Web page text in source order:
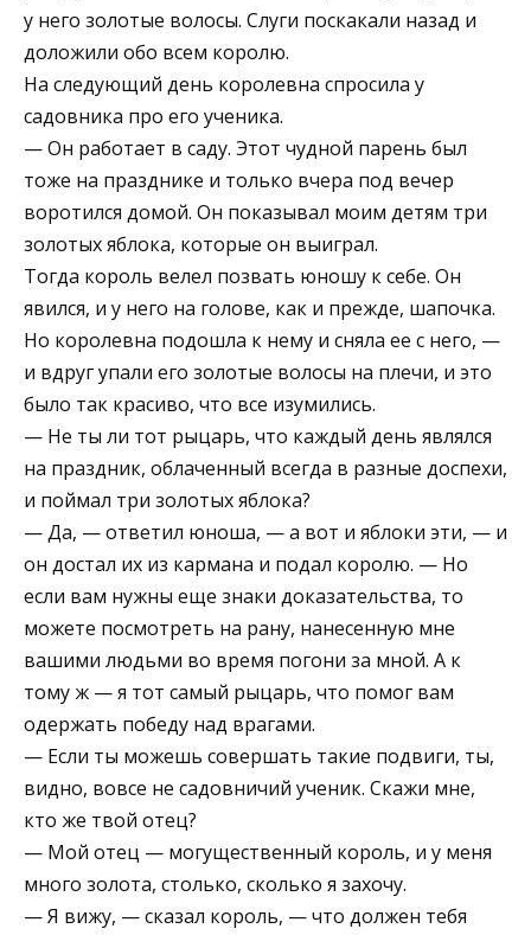
у него золотые волосы. Слуги поскакали назад и
доложили обо всем королю.
На следующий день королевна спросила у
садовника про его ученика.
— Он работает в саду. Этот чудной парень был
тоже на празднике и только вчера под вечер
воротился домой. Он показывал моим детям три
золотых яблока, которые он выиграл.
Тогда король велел позвать юношу к себе. Он
явился, и у него на голове, как и прежде, шапочка.
Но королевна подошла к нему и сняла ее с него, —
и вдруг упали его золотые волосы на плечи, и это
было так красиво, что все изумились.
— Не ты ли тот рыцарь, что каждый день являлся
на праздник, облаченный всегда в разные доспехи,
и поймал три золотых яблока?
— Да, — ответил юноша, — а вот и яблоки эти, — и
он достал их из кармана и подал королю. — Но
если вам нужны еще знаки доказательства, то
можете посмотреть на рану, нанесенную мне
вашими людьми во время погони за мной. А к
тому ж — я тот самый рыцарь, что помог вам
одержать победу над врагами.
— Если ты можешь совершать такие подвиги, ты,
видно, вовсе не садовничий ученик. Скажи мне,
кто же твой отец?
— Мой отец — могущественный король, и у меня
много золота, столько, сколько я захочу.
— Я вижу, — сказал король, — что должен тебя